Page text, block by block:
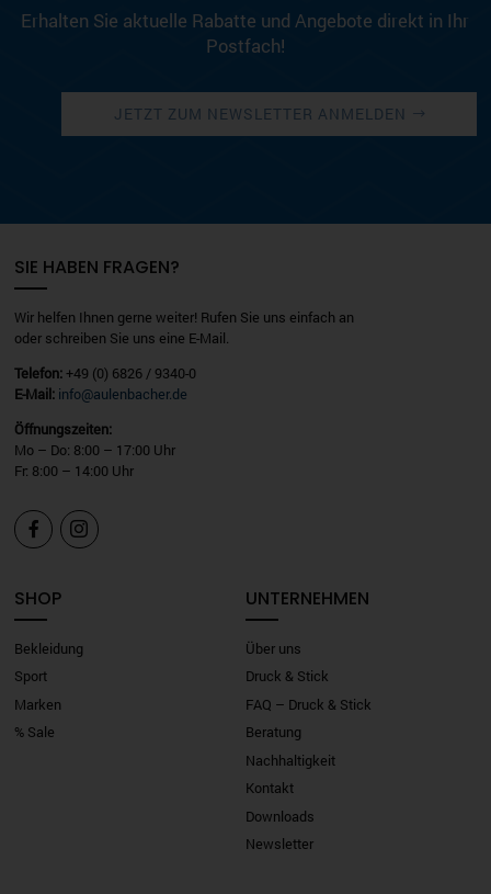
Erhalten Sie aktuelle Rabatte und Angebote direkt in Ihr
Postfach!
JETZT ZUM NEWSLETTER ANMELDEN
SIE HABEN FRAGEN?
Wir helfen Ihnen gerne weiter! Rufen Sie uns einfach an
oder schreiben Sie uns eine E-Mail.
Telefon:+49 (0) 6826 / 9340-0
E-Mail: info@aulenbacher.de
Öffnungszeiten:
Mo – Do: 8:00 – 17:00 Uhr
Fr: 8:00 – 14:00 Uhr
 
SHOP
Bekleidung
Sport
Marken
% Sale
UNTERNEHMEN
Über uns
Druck & Stick
FAQ – Druck & Stick
Beratung
Nachhaltigkeit
Kontakt
Downloads
Newsletter